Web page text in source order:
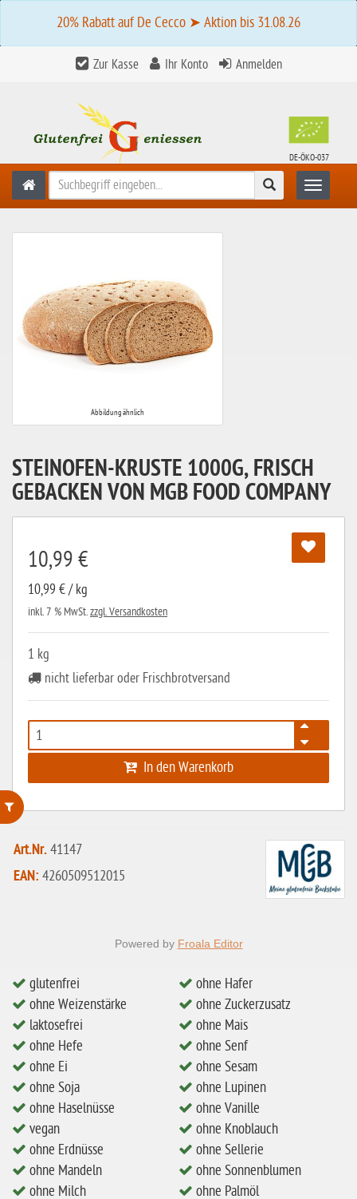
ohne Weizenstärke
laktosefrei
ohne Haselnüsse
Bio
vegan
ohne Erdnüsse
eiweißarm / PKU
ohne Mandeln
ohne Milch
ohne Hafer
20% Rabatt auf De Cecco ➤ Aktion bis 31.08.26
Zur Kasse Ihr Konto Anmelden
DE-ÖKO-037
Suchen Toggle
Abbildung ähnlich
STEINOFEN-KRUSTE 1000G, FRISCH
GEBACKEN VON MGB FOOD COMPANY
10,99 €
10,99 € / kg
inkl. 7 % MwSt.zzgl. Versandkosten
1 kg
nicht lieferbar oder Frischbrotversand
In den Warenkorb
Art.Nr.41147
EAN: 4260509512015
Powered by Froala Editor
glutenfrei
ohne Weizenstärke
laktosefrei
ohne Hefe
ohne Ei
ohne Soja
ohne Haselnüsse
vegan
ohne Erdnüsse
ohne Mandeln
ohne Milch
ohne Hafer
ohne Zuckerzusatz
ohne Mais
ohne Senf
ohne Sesam
ohne Lupinen
ohne Vanille
ohne Knoblauch
ohne Sellerie
ohne Sonnenblumen
ohne Palmöl